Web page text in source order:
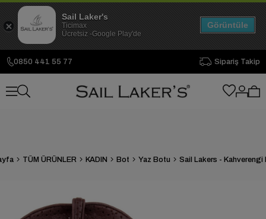
0850 441 55 77 Sipariş Takip
TÜM ÜRÜNLER KADIN Bot Yaz Botu
Sail Laker's
Ticimax
Ücretsiz -Google Play'de
Görüntüle